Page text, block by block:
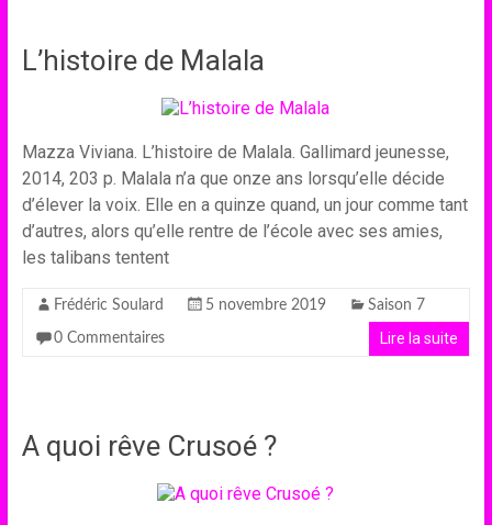
L’histoire de Malala
Mazza Viviana. L’histoire de Malala. Gallimard jeunesse,
2014, 203 p. Malala n’a que onze ans lorsqu’elle décide
d’élever la voix. Elle en a quinze quand, un jour comme tant
d’autres, alors qu’elle rentre de l’école avec ses amies,
les talibans tentent
Frédéric Soulard 5 novembre 2019 Saison 7
0 Commentaires Lire la suite
A quoi rêve Crusoé ?